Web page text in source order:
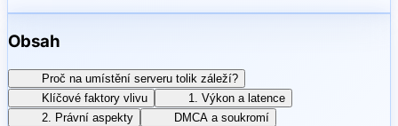
Obsah
Proč na umístění serveru tolik záleží?
Klíčové faktory vlivu
1. Výkon a latence
2. Právní aspekty
DMCA a soukromí